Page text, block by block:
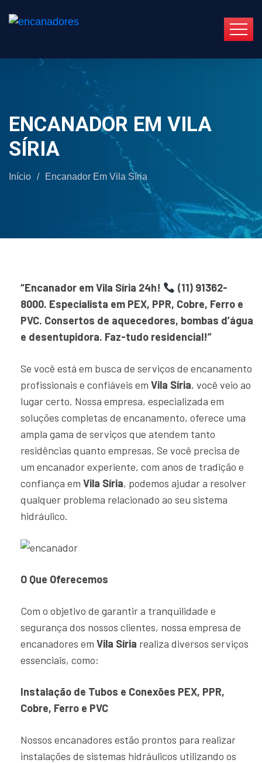
ENCANADOR EM VILA
SÍRIA
Início / Encanador Em Vila Síria
“Encanador em Vila Síria 24h!
(11) 91362-
8000. Especialista em PEX, PPR, Cobre, Ferro e
PVC. Consertos de aquecedores, bombas d’água
e desentupidora. Faz-tudo residencial!”
Se você está em busca de serviços de encanamento
profissionais e confiáveis em Vila Síria, você veio ao
lugar certo. Nossa empresa, especializada em
soluções completas de encanamento, oferece uma
ampla gama de serviços que atendem tanto
residências quanto empresas. Se você precisa de
um encanador experiente, com anos de tradição e
confiança em Vila Síria, podemos ajudar a resolver
qualquer problema relacionado ao seu sistema
hidráulico.
O Que Oferecemos
Com o objetivo de garantir a tranquilidade e
segurança dos nossos clientes, nossa empresa de
encanadores em Vila Síria realiza diversos serviços
essenciais, como:
Instalação de Tubos e Conexões PEX, PPR,
Cobre, Ferro e PVC
Nossos encanadores estão prontos para realizar
instalações de sistemas hidráulicos utilizando os